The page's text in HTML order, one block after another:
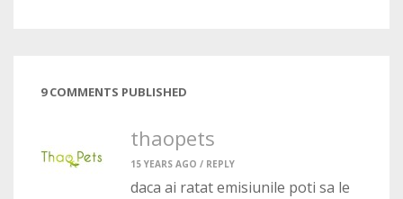
9 COMMENTS PUBLISHED
thaopets
15 YEARS AGO / REPLY
daca ai ratat emisiunile poti sa le